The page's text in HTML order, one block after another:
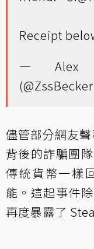
Receipt
— Alex
儘管部分網友
背後的詐騙團
傳統貨幣一樣
能。這起事件
再度暴露了